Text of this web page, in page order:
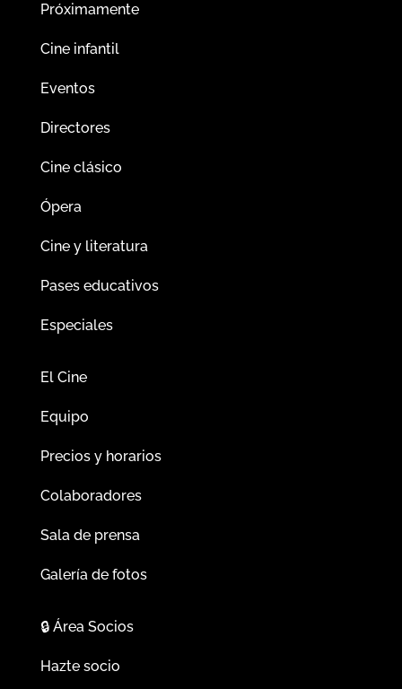
Próximamente
Cine infantil
Eventos
Directores
Cine clásico
Ópera
Cine y literatura
Pases educativos
Especiales
El Cine
Equipo
Precios y horarios
Colaboradores
Sala de prensa
Galería de fotos
🔒Área Socios
Hazte socio